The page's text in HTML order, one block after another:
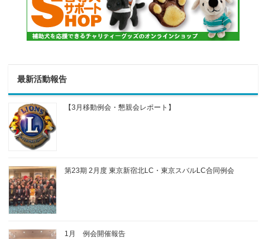
最新活動報告
【3月移動例会・懇親会レポート】
第23期 2月度 東京新宿北LC・東京スバルLC合同例会
1月 例会開催報告